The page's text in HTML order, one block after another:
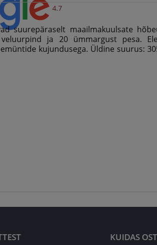
4.7
suurepäraselt maailmakuulsate
ja 20 ümmargust pesa.
kujundusega. Üldine suurus:
KUIDAS